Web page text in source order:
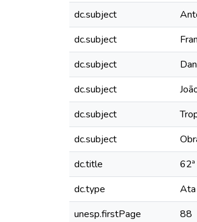
dc.subject
dc.subject
dc.subject
dc.subject
dc.subject
dc.subject
dc.title
dc.type
Ata
unesp.firstPage
88